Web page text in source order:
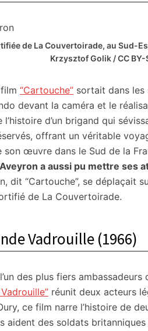
de La Couvertoirade, au Sud-
Krzysztof Golik / CC
“Cartouche” sortait dans les
devant la caméra et le
d’un brigand qui
offrant un véritable
son œuvre dans le Sud de la
a aussi pu mettre ses
dit “Cartouche”, se déplaçait
de La Couvertoirade.
Vadrouille (1966)
des plus fiers
réunit deux acteurs
ce film narre l’histoire de
aident des soldats